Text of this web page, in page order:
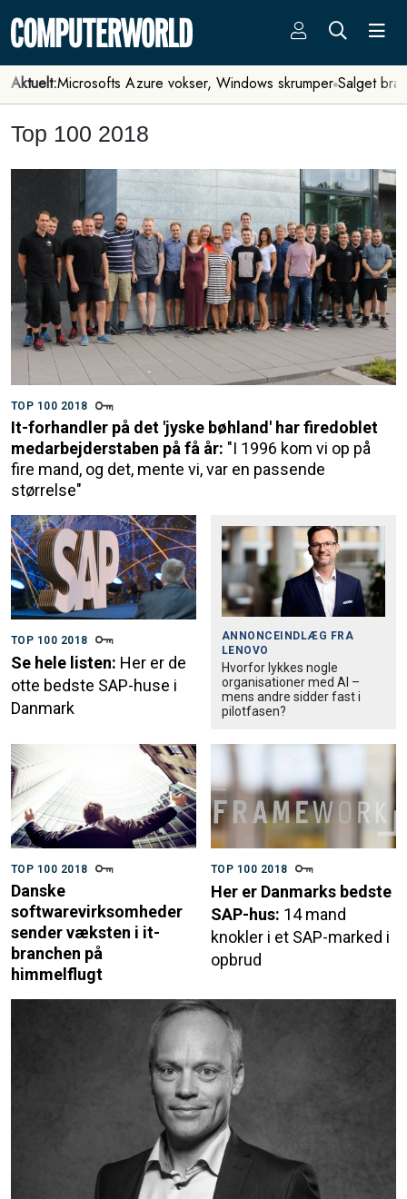
Aktuelt:Microsofts Azure vokser, Windows skrumper Salget
Top 100 2018
TOP 100 2018
It-forhandler på det 'jyske bøhland' har firedoblet
medarbejderstaben på få år: "I 1996 kom vi op på
fire mand, og det, mente vi, var en passende
størrelse"
TOP 100 2018
Se hele listen: Her er de
otte bedste SAP-huse i
Danmark
ANNONCEINDLÆG FRA
LENOVO
Hvorfor lykkes nogle
organisationer med AI –
mens andre sidder fast i
pilotfasen?
TOP 100 2018
Danske
softwarevirksomheder
sender væksten i it-
branchen på
himmelflugt
TOP 100 2018
Her er Danmarks bedste
SAP-hus: 14 mand
knokler i et SAP-marked i
opbrud